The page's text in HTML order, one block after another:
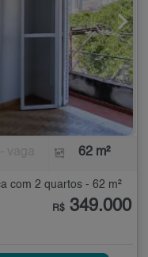
62 m²
com 2 quartos - 62 m²
R$ 349.000